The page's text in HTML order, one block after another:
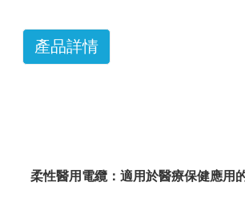
產品詳情
柔性醫用電纜：適用於醫療保健應用